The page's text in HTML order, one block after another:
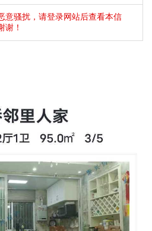
意骚扰，请登录网站后查看本信
谢！